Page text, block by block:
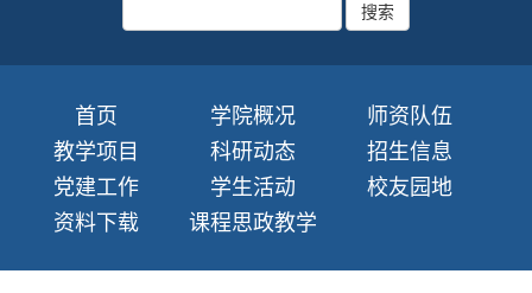
首页 学院概况
师资队伍
教学项目
科研动态
招生信息
党建工作
学生活动
校友园地
资料下载
课程思政教学